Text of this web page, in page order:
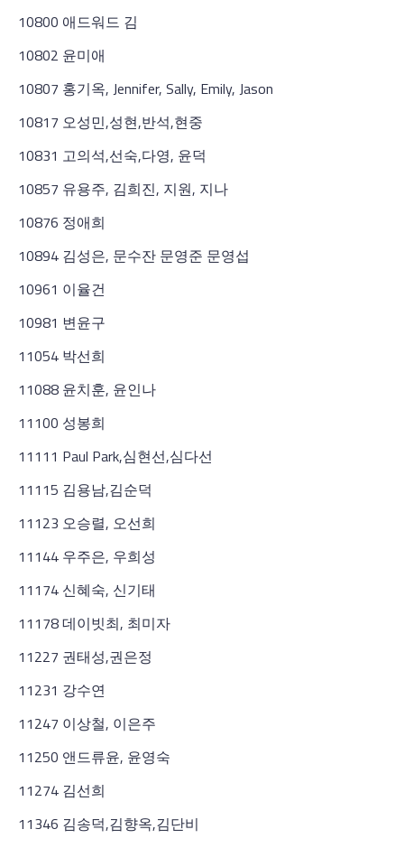
10800 애드워드 김
10802 윤미애
10807 홍기옥, Jennifer, Sally, Emily, Jason
10817 오성민,성현,반석,현중
10831 고의석,선숙,다영, 윤덕
10857 유용주, 김희진, 지원, 지나
10876 정애희
10894 김성은, 문수잔 문영준 문영섭
10961 이율건
10981 변윤구
11054 박선희
11088 윤치훈, 윤인나
11100 성봉희
11111 Paul Park,심현선,심다선
11115 김용남,김순덕
11123 오승렬, 오선희
11144 우주은, 우희성
11174 신혜숙, 신기태
11178 데이빗최, 최미자
11227 권태성,권은정
11231 강수연
11247 이상철, 이은주
11250 앤드류윤, 윤영숙
11274 김선희
11346 김송덕,김향옥,김단비